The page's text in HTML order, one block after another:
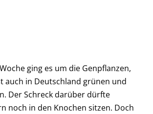
ging es um die Genpflanzen,
auch in Deutschland grünen und
Der Schreck darüber dürfte
noch in den Knochen sitzen. Doch